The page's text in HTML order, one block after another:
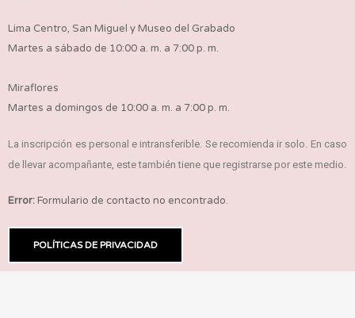
Lima Centro, San Miguel y Museo del Grabado
Martes a sábado de 10:00 a. m. a 7:00 p. m.
Miraflores
Martes a domingos de 10:00 a. m. a 7:00 p. m.
La inscripción es personal e intransferible. Se recomienda ir solo. En caso
de llevar acompañante, este también tiene que registrarse por este medio.
Error:Formulario de contacto no encontrado.
POLÍTICAS DE PRIVACIDAD